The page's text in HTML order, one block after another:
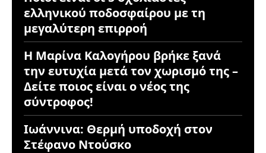
ελληνικού ποδοσφαίρου με τη
μεγαλύτερη επιρροή
Η Μαρίνα Καλογήρου βρήκε ξανά
την ευτυχία μετά τον χωρισμό της –
Δείτε ποιος είναι ο νέος της
σύντροφος!
Ιωάννινα: Θερμή υποδοχή στον
Στέφανο Ντούσκο